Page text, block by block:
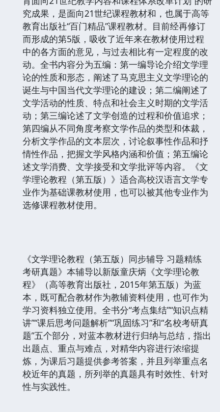
究成果，是面向21世纪课程教材和，也属于高等
教育出版社“百门精品”课程教材。目前经再修订
而形成的第5版，吸收了近年来在教材使用过程
中的各方面的意见，与过去相比有一定程度的改
动。全书内容分为五编：第一编导论介绍文学理
论的性质和形态，阐述了马克思主义文学理论的
诞生与中国当代文学理论的建设；第二编阐述了
文学活动的性质、特点和社会主义时期的文学活
动；第三编论述了文学创造的过程和价值追求；
第四编从不同角度考察文学作品的类型和体裁，
分析文学作品的文本层次，讨论叙事性作品和抒
情性作品，把握文学风格内涵和价值；第五编论
述文学消费、文学接受和文学批评等内容。《文
学理论教程（第五版）》适合高校汉语言文学专
业作为基础课教材使用，也可以被其他专业作为
选修课程教材使用。
《文学理论教程（第五版）同步辅导 习题精练
考研真题》本辅导以新版童庆炳《文学理论教
程》（高等教育出版社，2015年第五版）为蓝
本，既可配合教材作为教辅资料使用，也可作为
学习资料独立使用。全书分“考点集结”“知识点精
讲”“课后思考问题解析”“巩固练习”和“名校考研真
题”五个部分，对蓝本教材进行归纳与总结，指出
出题点、重点与难点，对精华内容进行浓缩提
炼，为课后习题提供参考答案，并且列举重点名
校近年的真题，所列举的真题具有时效性、针对
性与实践性。